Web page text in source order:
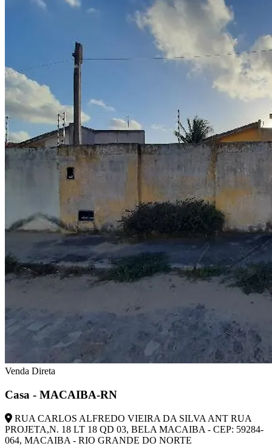
Venda Direta
Casa - MACAIBA-RN
RUA CARLOS ALFREDO VIEIRA DA SILVA ANT RUA
PROJETA,N. 18 LT 18 QD 03, BELA MACAIBA - CEP: 59284-
064, MACAIBA - RIO GRANDE DO NORTE